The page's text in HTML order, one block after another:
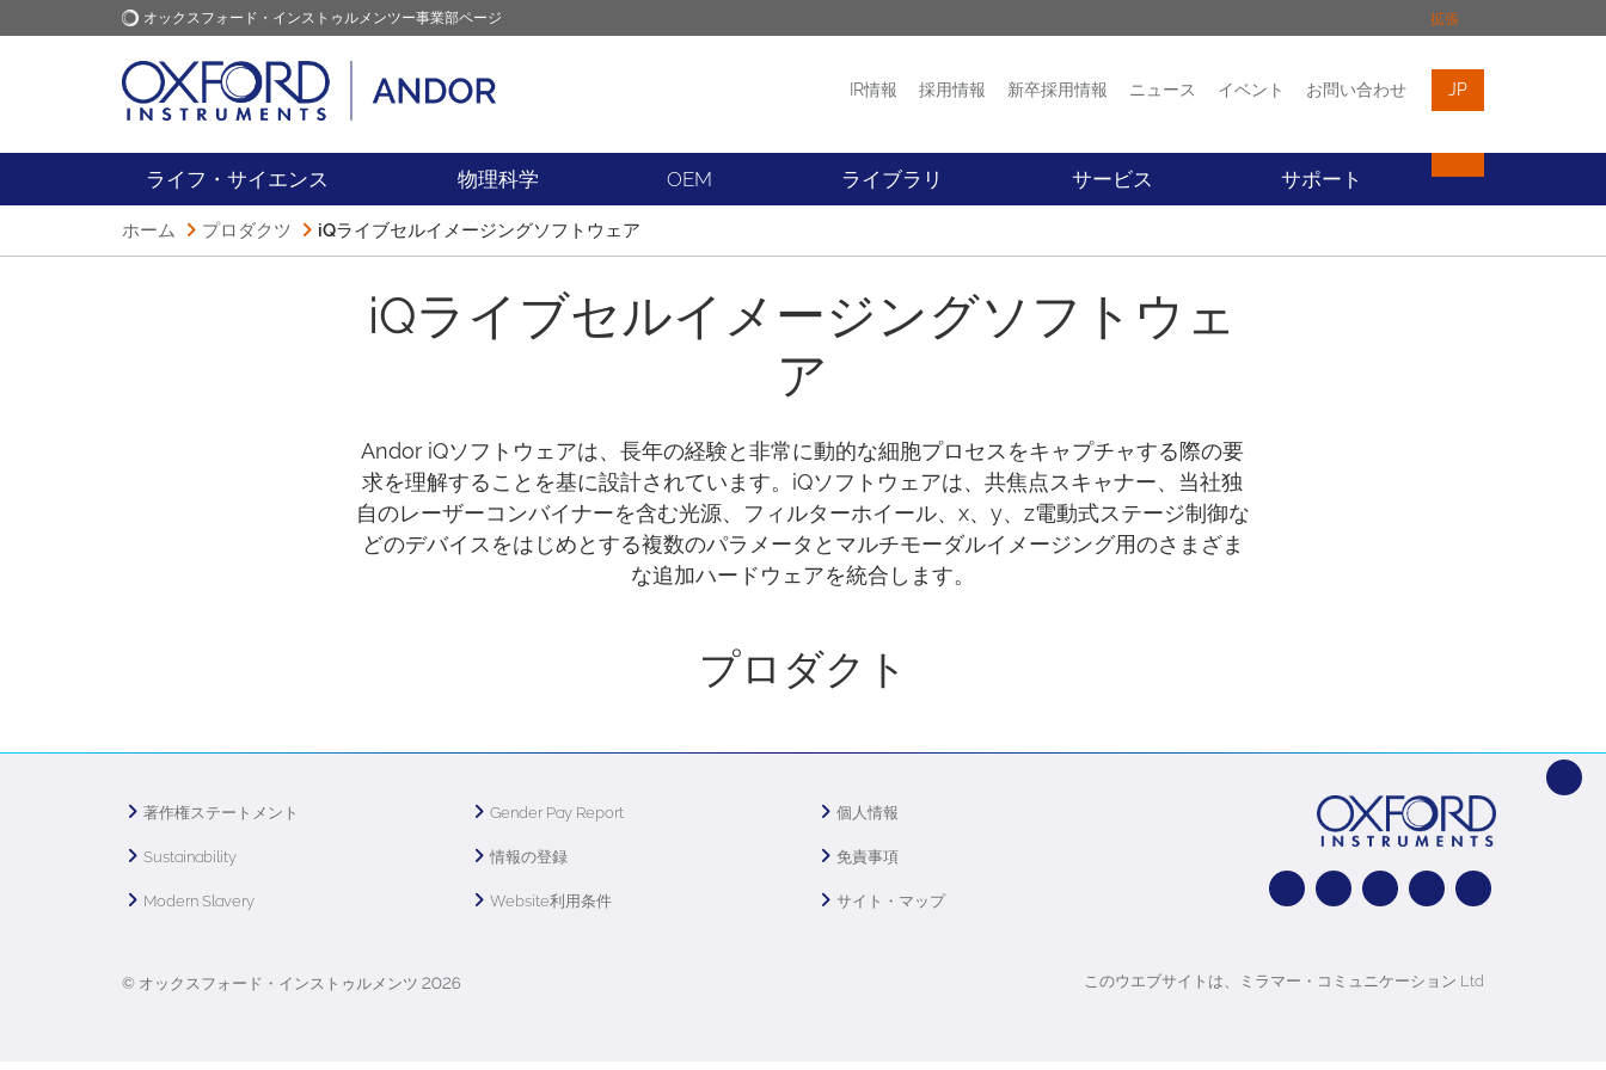
オックスフォード・インストゥルメンツー事業部ページ 拡張
オックスフォード・インス
トゥルメンツ
アプリケーション ニュース イベント お問い合わせ
IR情報 採用情報 新卒採用情報 ニュース イベント お問い合わせ JP
ライフ・サイエンス 物理科学 OEM ライブラリ サービス サポート
ホーム プロダクツ iQライブセルイメージングソフトウェア
iQライブセルイメージングソフトウェ
ア
Andor iQソフトウェアは、長年の経験と非常に動的な細胞プロセスをキャプチャする際の要
求を理解することを基に設計されています。iQソフトウェアは、共焦点スキャナー、当社独
自のレーザーコンバイナーを含む光源、フィルターホイール、x、y、z電動式ステージ制御な
どのデバイスをはじめとする複数のパラメータとマルチモーダルイメージング用のさまざま
な追加ハードウェアを統合します。
プロダクト
著作権ステートメント
Sustainability
Modern Slavery
Gender Pay Report
情報の登録
Website利用条件
個人情報
免責事項
サイト・マップ
© オックスフォード・インストゥルメンツ 2026 このウエブサイトは、ミラマー・コミュニケーション Ltd